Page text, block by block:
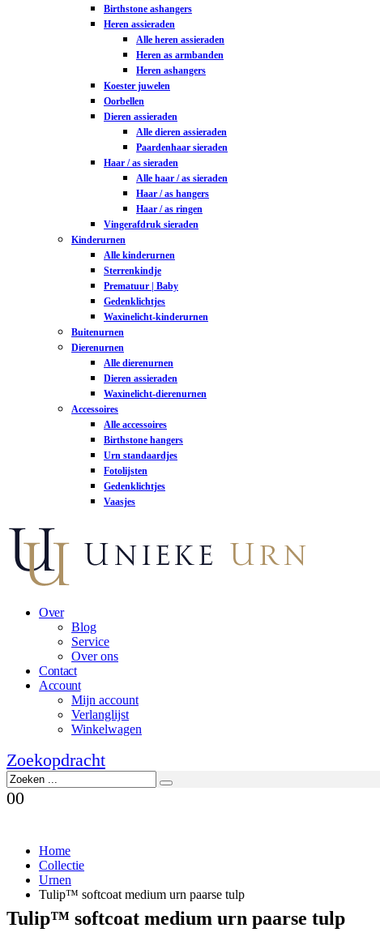
Birthstone ashangers
Heren assieraden
Alle heren assieraden
Heren as armbanden
Heren ashangers
Koester juwelen
Oorbellen
Dieren assieraden
Alle dieren assieraden
Paardenhaar sieraden
Haar / as sieraden
Alle haar / as sieraden
Haar / as hangers
Haar / as ringen
Vingerafdruk sieraden
Kinderurnen
Alle kinderurnen
Sterrenkindje
Prematuur | Baby
Gedenklichtjes
Waxinelicht-kinderurnen
Buitenurnen
Dierenurnen
Alle dierenurnen
Dieren assieraden
Waxinelicht-dierenurnen
Accessoires
Alle accessoires
Birthstone hangers
Urn standaardjes
Fotolijsten
Gedenklichtjes
Vaasjes
Over
Blog
Service
Over ons
Contact
Account
Mijn account
Verlanglijst
Winkelwagen
Zoekopdracht
00
Home
Collectie
Urnen
Tulip™ softcoat medium urn paarse tulp
Tulip™ softcoat medium urn paarse tulp